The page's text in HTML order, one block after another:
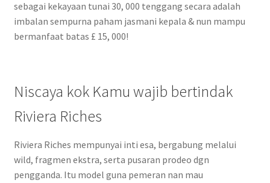
sebagai kekayaan tunai 30, 000 tenggang secara adalah
imbalan sempurna paham jasmani kepala & nun mampu
bermanfaat batas £ 15, 000!
Niscaya kok Kamu wajib bertindak
Riviera Riches
Riviera Riches mempunyai inti esa, bergabung melalui
wild, fragmen ekstra, serta pusaran prodeo dgn
pengganda. Itu model guna pemeran nan mau